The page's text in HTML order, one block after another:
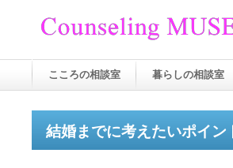
結婚までに考えたいポイン
こころの相談室 暮らしの相談室